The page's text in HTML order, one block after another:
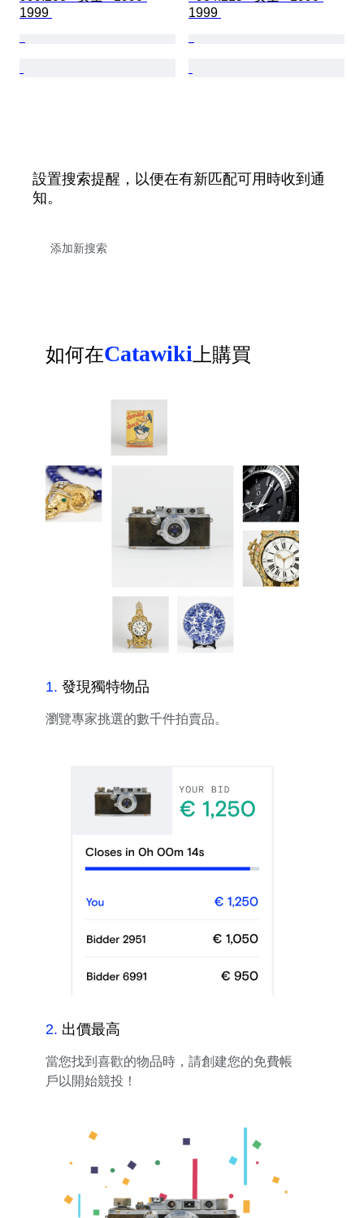
1999
1999
設置搜索提醒，以便在有新匹配可用時收到通
知。
如何在Catawiki 上購買
1. 發現獨特物品
瀏覽專家挑選的數千件拍賣品。
2. 出價最高
當您找到喜歡的物品時，請創建您的免費帳
戶以開始競投！